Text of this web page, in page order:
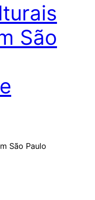
São
São Paulo